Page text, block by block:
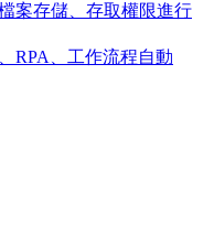
案存儲、存取權限進行
RPA、工作流程自動